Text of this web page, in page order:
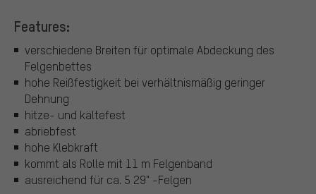
Features:
verschiedene Breiten für optimale Abdeckung des
Felgenbettes
hohe Reißfestigkeit bei verhältnismäßig geringer
Dehnung
hitze- und kältefest
abriebfest
hohe Klebkraft
kommt als Rolle mit 11 m Felgenband
ausreichend für ca. 5 29" -Felgen